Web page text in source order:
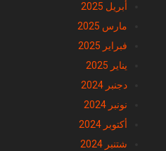
أبريل 2025
مارس 2025
فبراير 2025
يناير 2025
دجنبر 2024
نونبر 2024
أكتوبر 2024
شتنبر 2024